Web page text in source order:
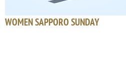
WOMEN SAPPORO SUNDAY